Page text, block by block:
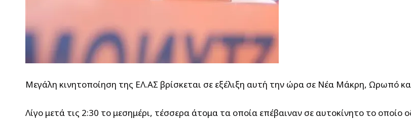
Μεγάλη κινητοποίηση της ΕΛ.ΑΣ βρίσκεται σε εξέλιξη αυτή την ώρα σε Νέα Μάκρη, Ωρωπό
Λίγο μετά τις 2:30 το μεσημέρι, τέσσερα άτομα τα οποία επέβαιναν σε αυτοκίνητο το